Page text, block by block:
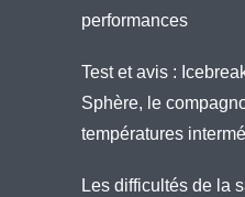
performances
Test et avis :
Sphère, le
températures
Les difficultés de la